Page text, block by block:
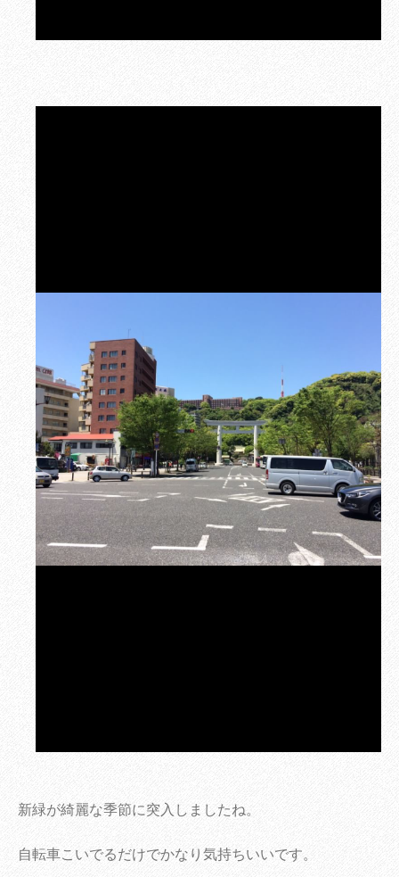
新緑が綺麗な季節に突入しましたね。
自転車こいでるだけでかなり気持ちいいです。